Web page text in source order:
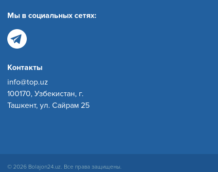
Мы в социальных сетях:
Контакты
info@top.uz
100170, Узбекистан, г.
Ташкент, ул. Сайрам 25
© 2026 Bolajon24.uz. Все права защищены.